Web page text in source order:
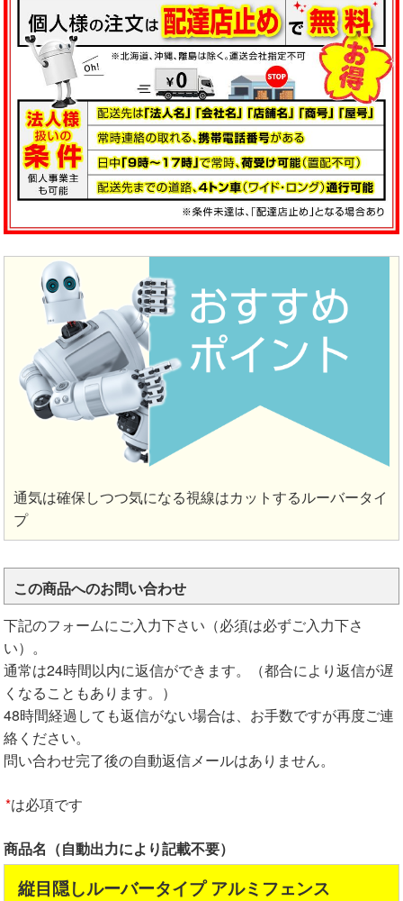
通気は確保しつつ気になる視線はカットするルーバータイ
プ
この商品へのお問い合わせ
下記のフォームにご入力下さい（必須は必ずご入力下さ
い）。
通常は24時間以内に返信ができます。（都合により返信が遅
くなることもあります。）
48時間経過しても返信がない場合は、お手数ですが再度ご連
絡ください。
問い合わせ完了後の自動返信メールはありません。
*は必項です
商品名（自動出力により記載不要）
縦目隠しルーバータイプ アルミフェンス